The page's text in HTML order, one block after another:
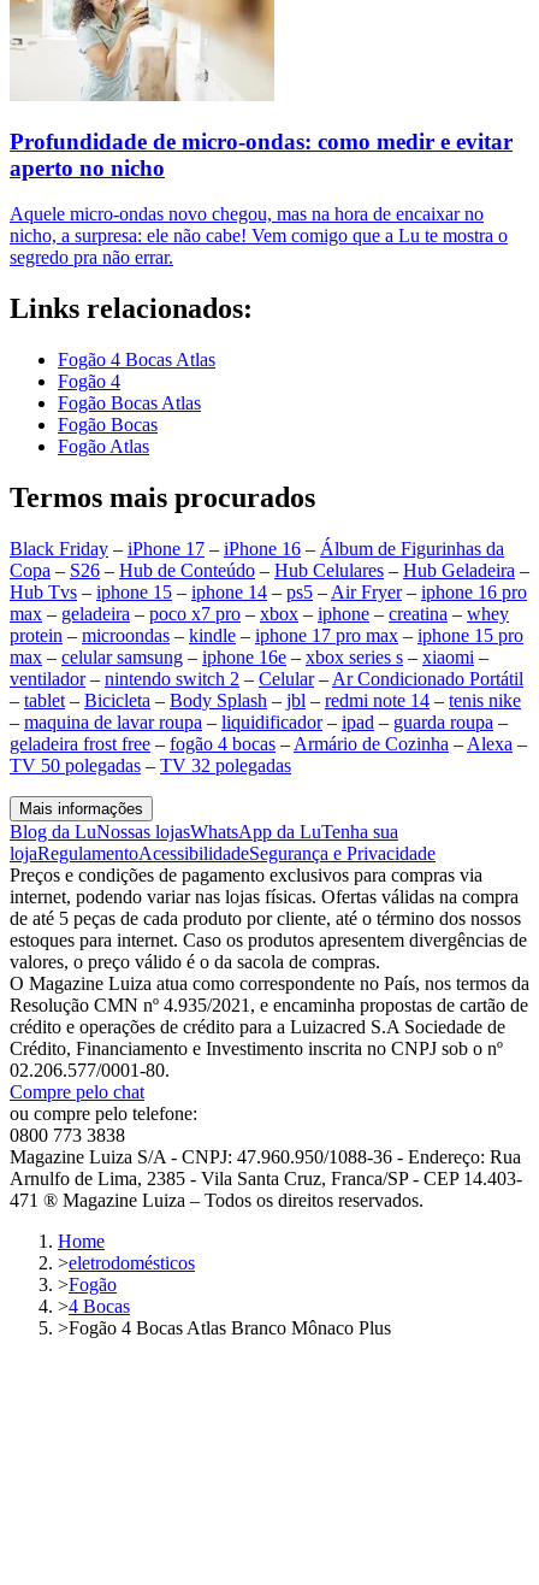
Profundidade de micro-ondas: como medir e evitar
aperto no nicho
Aquele micro-ondas novo chegou, mas na hora de encaixar no
nicho, a surpresa: ele não cabe! Vem comigo que a Lu te mostra o
segredo pra não errar.
Links relacionados:
Fogão 4 Bocas Atlas
Fogão 4
Fogão Bocas Atlas
Fogão Bocas
Fogão Atlas
Termos mais procurados
Black Friday – iPhone 17 – iPhone 16 – Álbum de Figurinhas da
Copa – S26 – Hub de Conteúdo – Hub Celulares – Hub Geladeira –
Hub Tvs – iphone 15 – iphone 14 – ps5 – Air Fryer– iphone 16 pro
max – geladeira – poco x7 pro – xbox – iphone – creatina – whey
protein – microondas – kindle – iphone 17 pro max – iphone 15 pro
max – celular samsung – iphone 16e – xbox series s – xiaomi –
ventilador– nintendo switch 2 – Celular– Ar Condicionado Portátil
– tablet – Bicicleta – Body Splash – jbl – redmi note 14 – tenis nike
– maquina de lavar roupa – liquidificador– ipad – guarda roupa –
geladeira frost free – fogão 4 bocas – Armário de Cozinha – Alexa –
TV 50 polegadas – TV 32 polegadas
Mais informações
Blog da LuNossas lojasWhatsApp da LuTenha sua
lojaRegulamentoAcessibilidadeSegurança e Privacidade
Preços e condições de pagamento exclusivos para compras via
internet, podendo variar nas lojas físicas. Ofertas válidas na compra
de até 5 peças de cada produto por cliente, até o término dos nossos
estoques para internet. Caso os produtos apresentem divergências de
valores, o preço válido é o da sacola de compras.
O Magazine Luiza atua como correspondente no País, nos termos da
Resolução CMN nº 4.935/2021, e encaminha propostas de cartão de
crédito e operações de crédito para a Luizacred S.A Sociedade de
Crédito, Financiamento e Investimento inscrita no CNPJ sob o nº
02.206.577/0001-80.
Compre pelo chat
ou compre pelo telefone:
0800 773 3838
Magazine Luiza S/A - CNPJ: 47.960.950/1088-36 - Endereço: Rua
Arnulfo de Lima, 2385 - Vila Santa Cruz, Franca/SP - CEP 14.403-
471 ® Magazine Luiza – Todos os direitos reservados.
Home
>eletrodomésticos
>Fogão
>4 Bocas
>Fogão 4 Bocas Atlas Branco Mônaco Plus